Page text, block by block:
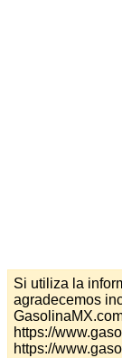
Si utiliza la
agradecemos
https://
https://